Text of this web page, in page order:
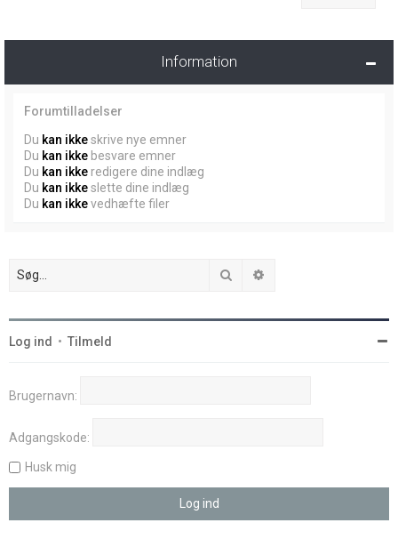
Information
Forumtilladelser
Du kan ikkeskrive nye emner
Du kan ikke besvare emner
Du kan ikke redigere dine indlæg
Du kan ikkeslette dine indlæg
Du kan ikkevedhæfte filer
Søg
Log ind • Tilmeld
Brugernavn:
Adgangskode:
Husk mig